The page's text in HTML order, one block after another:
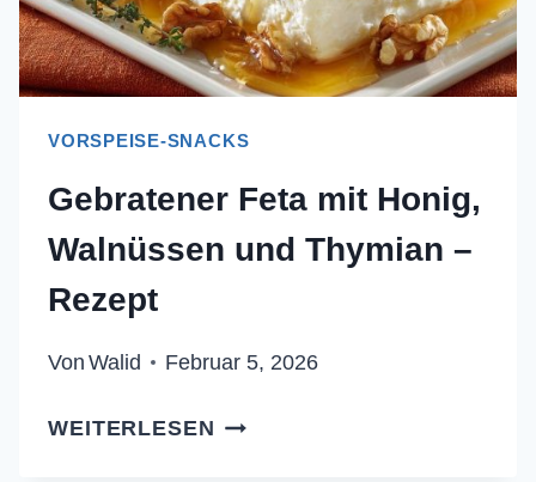
VORSPEISE-SNACKS
Gebratener Feta mit Honig,
Walnüssen und Thymian –
Rezept
Von Walid Februar 5, 2026
WEITERLESEN GEBRATENER